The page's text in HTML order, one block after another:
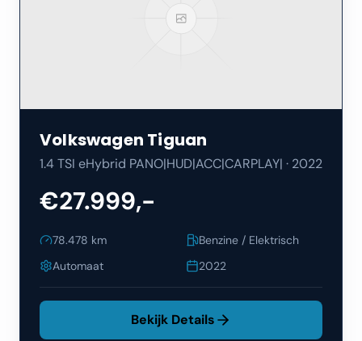
Volkswagen Tiguan
1.4 TSI eHybrid PANO|HUD|ACC|CARPLAY| · 2022
€27.999,-
78.478 km
Benzine / Elektrisch
Automaat
2022
Bekijk Details